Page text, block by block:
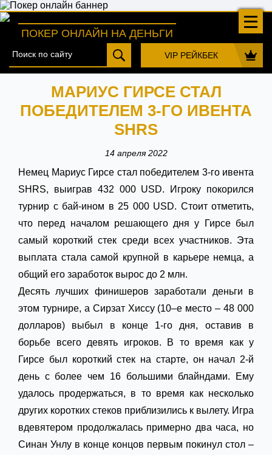
ПОКЕР ОНЛАЙН НА ДЕНЬГИ
VIP РЕЙКБЕК
МАРИУС ГИРСЕ СТАЛ
ПОБЕДИТЕЛЕМ 3-ГО ИВЕНТА
SHRS
14 апреля 2022
Немец Мариус Гирсе стал победителем 3-го ивента
SHRS, выиграв 432 000 USD. Игроку покорился
турнир с бай-ином в 25 000 USD. Стоит отметить,
что перед началом решающего дня у Гирсе был
самый короткий стек среди всех участников. Эта
выплата стала самой крупной в карьере немца, а
общий его заработок вырос до 2 млн.
Десять лучших финишеров заработали деньги в
этом турнире, а Сирзат Хиссу (10–е место – 48 000
долларов) выбыл в конце 1-го дня, оставив в
борьбе всего девять игроков. В то время как у
Гирсе был короткий стек на старте, он начал 2-й
день с более чем 16 большими блайндами. Ему
удалось продержаться, в то время как несколько
других коротких стеков приблизились к вылету. Игра
вдевятером продолжалась примерно два часа, но
Синан Унлу в конце концов первым покинул стол –